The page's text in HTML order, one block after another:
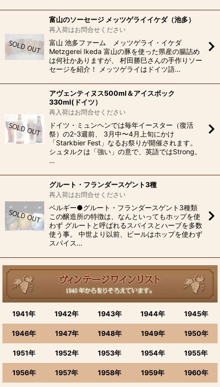
富山のソーセージ メッツゲライイケダ（池多）
再入荷はお問合せください
富山 池多ファーム メッツゲライ・イケダ
Metzgerei Ikeda 富山の豚を使った県産の腸詰め
は何社かありますが、 村田勝巳さんの手作りソー
セージを紹介！ メッツゲライはドイツ語…
アヴェンティヌス500ml＆アイスボック
330ml(ドイツ）
再入荷はお問合せください
ドイツ・ミュンヘンでは毎年イースター（復活
祭）の2-3週前、 3月中〜4月上旬にかけ
「Starkbier Fest」なるお祭りが開催されます。
シュタルクは「強い」の意で、英語ではStrong。
…
グルート・フランダースゲント3種
再入荷はお問合せください
ベルギー●グルート・フランダースゲント3種類
この醸造所の特徴は、なんといってもホップを使
わず グルートと呼ばれるスパイスとハーブを多数
使う事。 中世より以前、ビールはホップを使わず
スパイス…
1941年 1942年 1943年 1944年 1945年
1946年 1947年 1948年 1949年 1950年
1951年 1952年 1953年 1954年 1955年
1956年 1957年 1958年 1959年 1960年